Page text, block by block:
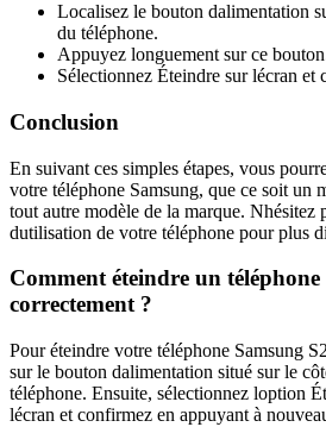
Localisez le bouton dalimentation
du téléphone.
Appuyez longuement sur ce
Sélectionnez Éteindre sur lécran et
Conclusion
En suivant ces simples étapes, vous
votre téléphone Samsung, que ce soit un
tout autre modèle de la marque. Nhésitez
dutilisation de votre téléphone pour plus
Comment éteindre un téléphone
correctement ?
Pour éteindre votre téléphone Samsung
sur le bouton dalimentation situé sur le
téléphone. Ensuite, sélectionnez loption
lécran et confirmez en appuyant à